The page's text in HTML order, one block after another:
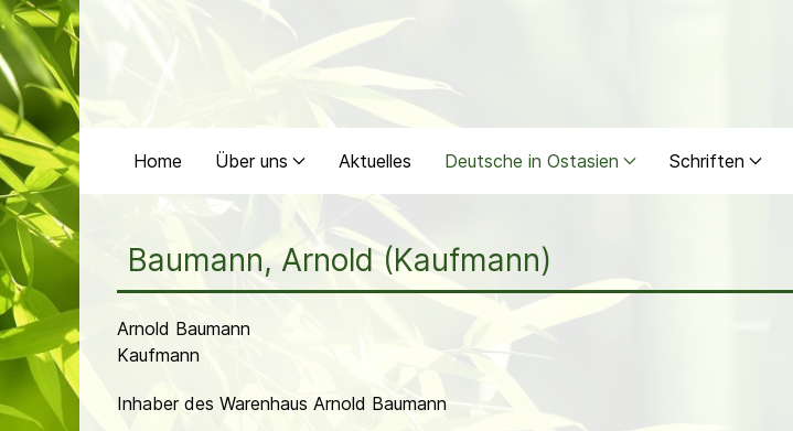
Home Über uns Aktuelles Deutsche in Ostasien Schriften
Baumann, Arnold (Kaufmann)
Arnold Baumann
Kaufmann
Inhaber des Warenhaus Arnold Baumann